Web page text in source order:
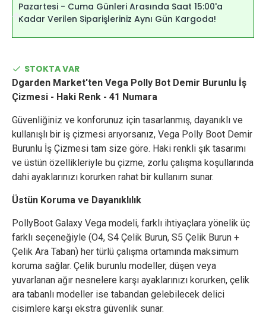
Pazartesi - Cuma Günleri Arasında Saat 15:00'a
Kadar Verilen Siparişleriniz Aynı Gün Kargoda!
STOKTA VAR
Dgarden Market'ten Vega Polly Bot Demir Burunlu İş
Çizmesi - Haki Renk - 41 Numara
Güvenliğiniz ve konforunuz için tasarlanmış, dayanıklı ve
kullanışlı bir iş çizmesi arıyorsanız, Vega Polly Boot Demir
Burunlu İş Çizmesi tam size göre. Haki renkli şık tasarımı
ve üstün özellikleriyle bu çizme, zorlu çalışma koşullarında
dahi ayaklarınızı korurken rahat bir kullanım sunar.
Üstün Koruma ve Dayanıklılık
PollyBoot Galaxy Vega modeli, farklı ihtiyaçlara yönelik üç
farklı seçeneğiyle (O4, S4 Çelik Burun, S5 Çelik Burun +
Çelik Ara Taban) her türlü çalışma ortamında maksimum
koruma sağlar. Çelik burunlu modeller, düşen veya
yuvarlanan ağır nesnelere karşı ayaklarınızı korurken, çelik
ara tabanlı modeller ise tabandan gelebilecek delici
cisimlere karşı ekstra güvenlik sunar.